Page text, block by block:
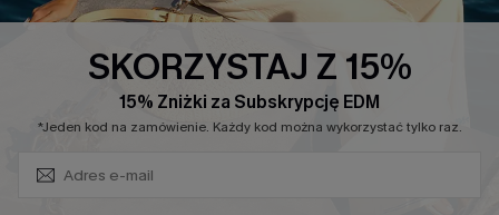
POPULARNA KOLEKCJA
Modne Sukienki
SKORZYSTAJ Z 15%
15% Zniżki za Subskrypcję EDM
*Jeden kod na zamówienie. Każdy kod można wykorzystać tylko raz.